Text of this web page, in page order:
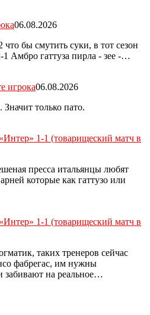
06.08.2026
что бы смутить суки, в тот сезон
Амбро гаттуза пирла - зее -…
игрока06.08.2026
только пато.
1-1 (товарищеский матч в
пресса итальянцы любят
которые как гаттузо или
1-1 (товарищеский матч в
таких тренеров сейчас
фабрегас, им нужны
забивают на реальное…